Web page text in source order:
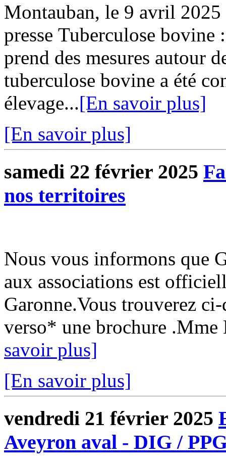
Montauban, le 9 avril
presse Tuberculose bovine
prend des mesures autour
tuberculose bovine a été
élevage...[En savoir plus]
[En savoir plus]
samedi 22 février 2025
nos territoires
Nous vous informons que
aux associations est
Garonne.Vous trouverez
verso* une brochure .Mme
savoir plus]
[En savoir plus]
vendredi 21 février 2025
Aveyron aval - DIG /